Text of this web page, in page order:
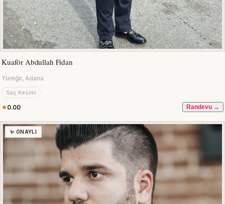
Kuaför Abdullah Fidan
Yüreğir, Adana
Saç Kesimi
0.00 Randevu →
✨ ONAYLI